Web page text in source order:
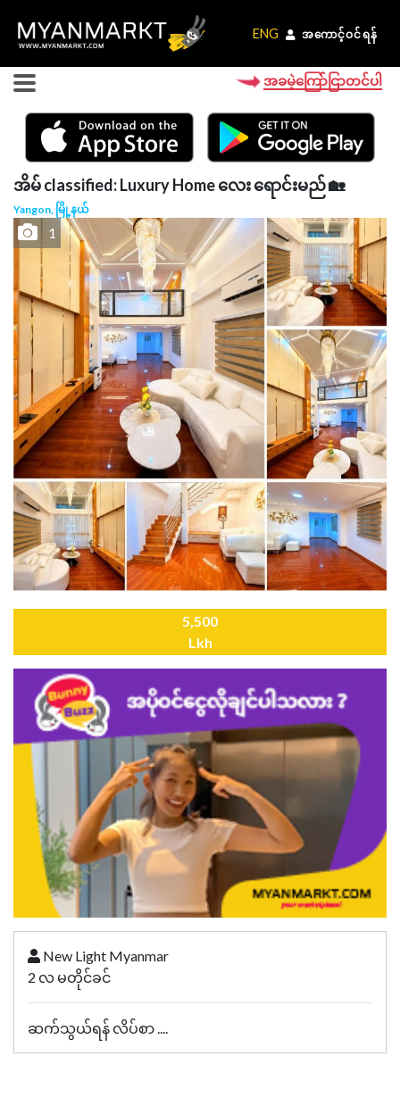
ENG အကောင့်ဝင်ရန်
ENG အကောင့်ဝင်ရန်
အခမဲ့ကြော်ငြာတင်ပါ
အိမ် classified: Luxury Home လေး ရောင်းမည် 🏡
Yangon, မြို့နယ်
1
5,500
Lkh
New Light Myanmar
2 လ မတိုင်ခင်
ဆက်သွယ်ရန် လိပ်စာ ....